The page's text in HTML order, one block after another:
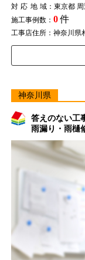
対応地域：東京都 周
施工事例数： 0件
工事店住所：神奈川県
神奈川県
答えのない工
雨漏り・雨樋